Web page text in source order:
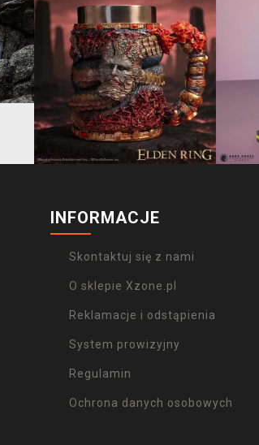
INFORMACJE
Skontaktuj się z nami
O sklepie Xzone.pl
Reklamacje i odstąpienia
System prowizyjny
Regulamin
Ochrona danych osobowych